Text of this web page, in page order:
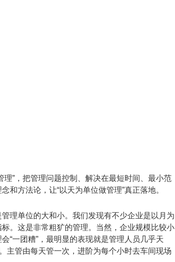
”，把管理问题控制、解决在最短时间、最小范
和方法论，让“以天为单位做管理”真正落地。
理单位的大和小。我们发现有不少企业是以月为
。这是非常粗犷的管理。当然，企业规模比较小
“一团糟”，最明显的表现就是管理人员几乎天
主管由每天管一次，进阶为每个小时去车间现场